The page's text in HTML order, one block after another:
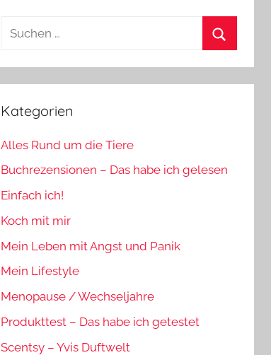
Suchen
Kategorien
Alles Rund um die Tiere
Buchrezensionen – Das habe ich gelesen
Einfach ich!
Koch mit mir
Mein Leben mit Angst und Panik
Mein Lifestyle
Menopause / Wechseljahre
Produkttest – Das habe ich getestet
Scentsy – Yvis Duftwelt